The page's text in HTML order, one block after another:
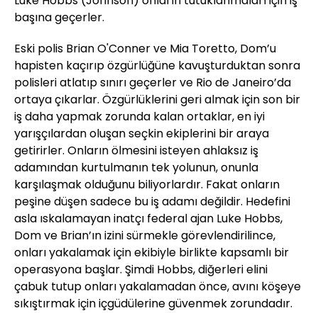
başına geçerler.
Eski polis Brian O'Conner ve Mia Toretto, Dom’u
hapisten kaçırıp özgürlüğüne kavuşturduktan sonra
polisleri atlatıp sınırı geçerler ve Rio de Janeiro’da
ortaya çıkarlar. Özgürlüklerini geri almak için son bir
iş daha yapmak zorunda kalan ortaklar, en iyi
yarışçılardan oluşan seçkin ekiplerini bir araya
getirirler. Onların ölmesini isteyen ahlaksız iş
adamından kurtulmanın tek yolunun, onunla
karşılaşmak olduğunu biliyorlardır. Fakat onların
peşine düşen sadece bu iş adamı değildir. Hedefini
asla ıskalamayan inatçı federal ajan Luke Hobbs,
Dom ve Brian’ın izini sürmekle görevlendirilince,
onları yakalamak için ekibiyle birlikte kapsamlı bir
operasyona başlar. Şimdi Hobbs, diğerleri elini
çabuk tutup onları yakalamadan önce, avını köşeye
sıkıştırmak için içgüdülerine güvenmek zorundadır.